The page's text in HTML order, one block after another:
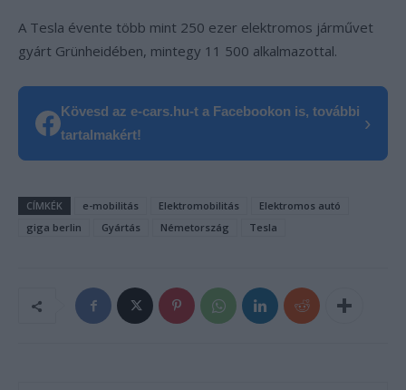
A Tesla évente több mint 250 ezer elektromos járművet
gyárt Grünheidében, mintegy 11 500 alkalmazottal.
Kövesd az e-cars.hu-t a Facebookon is, további
tartalmakért!
›
CÍMKÉK e-mobilitás Elektromobilitás
Elektromos autó
giga berlin
Gyártás Németország Tesla